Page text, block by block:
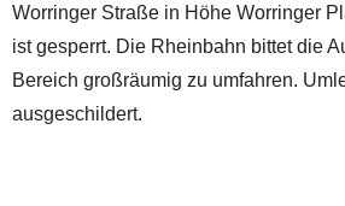
Worringer Straße in Höhe Worringer
ist gesperrt. Die Rheinbahn bittet die
Bereich großräumig zu umfahren.
ausgeschildert.